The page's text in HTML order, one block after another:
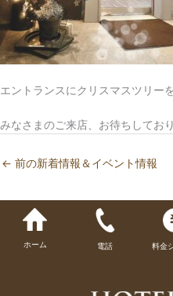
エントランスにクリスマスツリー
みなさまのご来店、お待ちしてお
← 前の新着情報＆イベント情報
ホーム 電話 料金